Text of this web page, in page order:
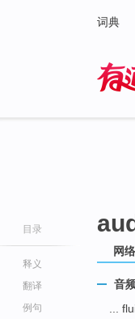
词典
目录
释义
翻译
例句
网
音
...